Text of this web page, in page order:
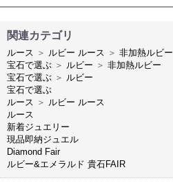
関連カテゴリ
ルース ＞ ルビー ルース ＞ 非加熱ルビー
宝石で選ぶ ＞ ルビー ＞ 非加熱ルビー
宝石で選ぶ ＞ ルビー
宝石で選ぶ
ルース ＞ ルビー ルース
ルース
新着ジュエリー
現品即納ジュエル
Diamond Fair
ルビー&エメラルド 貴石FAIR